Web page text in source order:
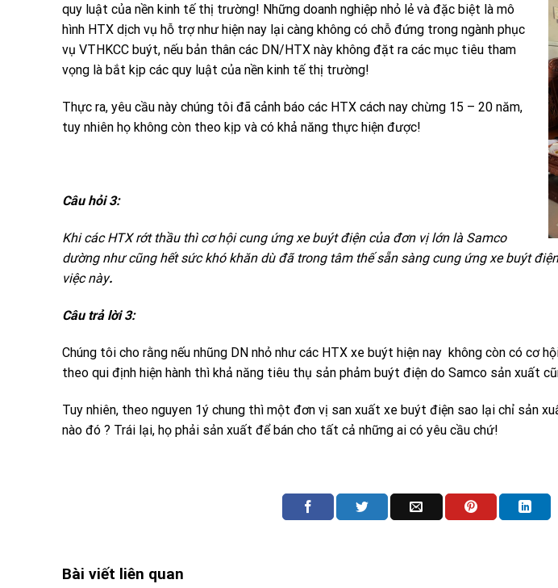
quy luật của nền kinh tế thị trường! Những doanh nghiệp nhỏ lẻ và đặc biệt là mô
hình HTX dịch vụ hỗ trợ như hiện nay lại càng không có chỗ đứng trong ngành phục
vụ VTHKCC buýt, nếu bản thân các DN/HTX này không đặt ra các mục tiêu tham
vọng là bắt kịp các quy luật của nền kinh tế thị trường!
Thực ra, yêu cầu này chúng tôi đã cảnh báo các HTX cách nay chừng 15 – 20 năm,
tuy nhiên họ không còn theo kịp và có khả năng thực hiện được!
Câu hỏi 3:
Khi các HTX rớt thầu thì cơ hội cung ứng xe buýt điện của đơn vị lớn là Samco
dường như cũng hết sức khó khăn dù đã trong tâm thế sẵn sàng cung ứng xe buýt
việc này.
Câu trả lời 3:
Chúng tôi cho rằng nếu nhũng DN nhỏ như các HTX xe buýt hiện nay không còn có cơ
theo qui định hiện hành thì khả năng tiêu thụ sản phảm buýt điện do Samco sản xuất
Tuy nhiên, theo nguyen 1ý chung thì một đơn vị san xuất xe buýt điện sao lại chỉ sản
nào đó ? Trái lại, họ phải sản xuất để bán cho tất cả những ai có yêu cầu chứ!
Bài viết liên quan